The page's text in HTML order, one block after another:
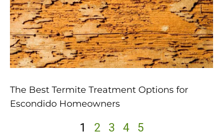
The Best Termite Treatment Options for
Escondido Homeowners
1 2 3 4 5